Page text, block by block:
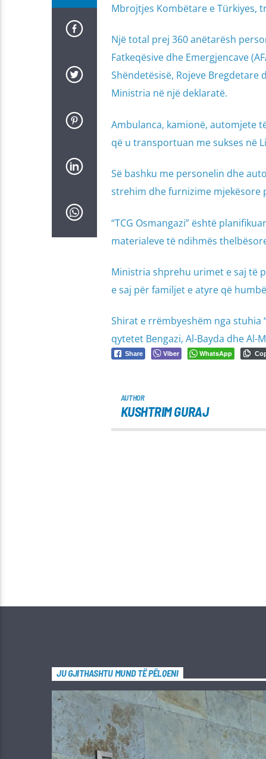
Mbrojtjes Kombëtare e Türkiyes,
Një total prej 360 anëtarësh
Fatkeqësive dhe Emergjencave
Shëndetësisë, Rojeve
Ministria në një deklaratë.
Ambulanca, kamionë, automjete
që u transportuan me sukses në
Së bashku me personelin dhe
strehim dhe furnizime mjekësore
“TCG Osmangazi” është
materialeve të ndihmës
Ministria shprehu urimet e saj të
e saj për familjet e atyre që
Shirat e rrëmbyeshëm nga stuhia
qytetet Bengazi, Al-Bayda dhe Al-
Share Viber WhatsApp
AUTHOR
KUSHTRIM GURAJ
JU GJITHASHTU MUND TË PËLQENI